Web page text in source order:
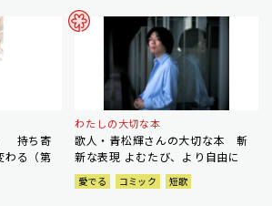
持ち寄
わる（第
わたしの大切な本
歌人・青松輝さんの大切な本 斬
新な表現 よむたび、より自由に
愛でる コミック 短歌